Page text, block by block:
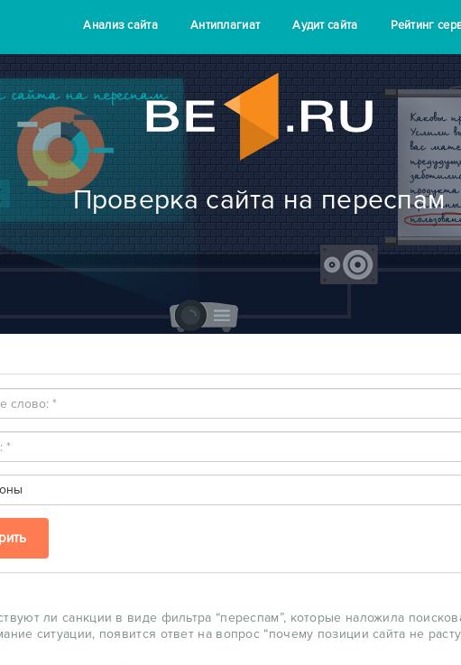
Анализ сайта Антиплагиат Аудит сайта Рейтинг
Проверка сайта на переспам
ли санкции в виде фильтра “переспам”, которые наложила
ситуации, появится ответ на вопрос “почему позиции сайта не